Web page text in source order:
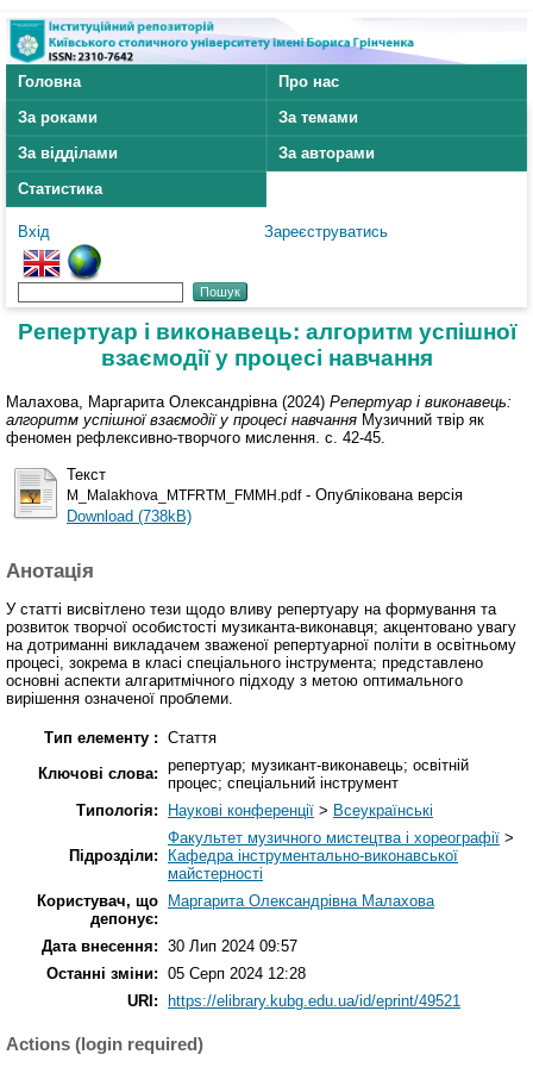
Головна
Про нас
За роками
За темами
За відділами
За авторами
Статистика
Вхід Зареєструватись
Репертуар і виконавець: алгоритм успішної
взаємодії у процесі навчання
Малахова, Маргарита Олександрівна (2024) Репертуар і виконавець:
алгоритм успішної взаємодії у процесі навчання Музичний твір як
феномен рефлексивно-творчого мислення. с. 42-45.
Текст
M_Malakhova_MTFRTM_FMMH.pdf- Опублікована версія
Download (738kB)
Анотація
У статті висвітлено тези щодо вливу репертуару на формування та
розвиток творчої особистості музиканта-виконавця; акцентовано увагу
на дотриманні викладачем зваженої репертуарної політи в освітньому
процесі, зокрема в класі спеціального інструмента; представлено
основні аспекти алгаритмічного підходу з метою оптимального
вирішення означеної проблеми.
Тип елементу : Стаття
Ключові слова: репертуар; музикант-виконавець; освітній
процес; спеціальний інструмент
Типологія:
Наукові конференції > Всеукраїнські
Підрозділи:
Факультет музичного мистецтва і хореографії >
Кафедра інструментально-виконавської
майстерності
Користувач, що
депонує:
Маргарита Олександрівна Малахова
Дата внесення: 30 Лип 2024 09:57
Останні зміни: 05 Серп 2024 12:28
URI:
https://elibrary.kubg.edu.ua/id/eprint/49521
Actions (login required)